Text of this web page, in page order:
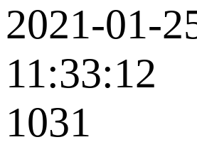
2021-01-
11:33:12
1031